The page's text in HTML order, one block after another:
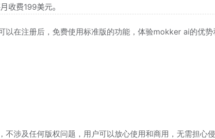
收费199美元。
以在注册后，免费使用标准版的功能，体验mokker ai的优势
涉及任何版权问题，用户可以放心使用和商用，无需担心